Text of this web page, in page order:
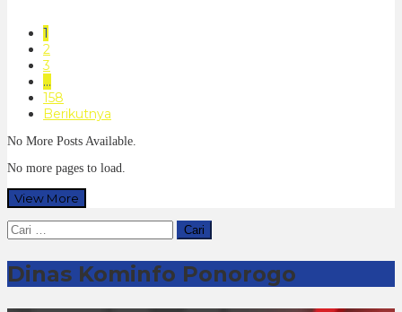
1
2
3
…
158
Berikutnya
No More Posts Available.
No more pages to load.
View More
Cari
untuk:
Dinas Kominfo Ponorogo